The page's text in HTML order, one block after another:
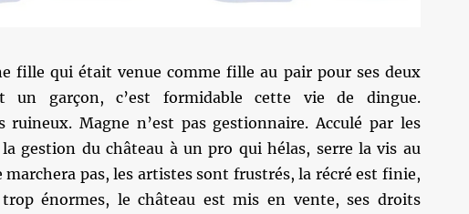
fille qui était venue comme fille au pair pour ses deux
un garçon, c’est formidable cette vie de dingue.
ruineux. Magne n’est pas gestionnaire. Acculé par les
gestion du château à un pro qui hélas, serre la vis au
marchera pas, les artistes sont frustrés, la récré est finie,
énormes, le château est mis en vente, ses droits